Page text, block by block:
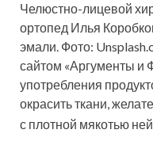
Челюстно-лицевой
ортопед Илья
эмали. Фото:
сайтом «Аргументы и
употребления
окрасить ткани,
с плотной мякотью